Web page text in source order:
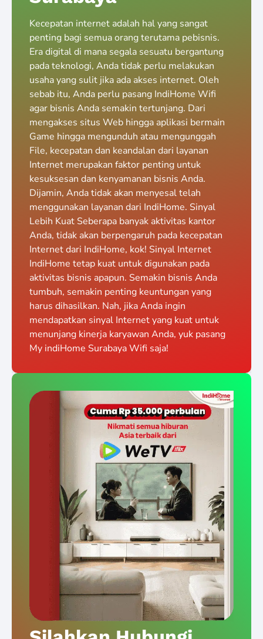
Kecepatan internet adalah hal yang sangat
penting bagi semua orang terutama pebisnis.
Era digital di mana segala sesuatu bergantung
pada teknologi, Anda tidak perlu melakukan
usaha yang sulit jika ada akses internet. Oleh
sebab itu, Anda perlu pasang IndiHome Wifi
agar bisnis Anda semakin tertunjang. Dari
mengakses situs Web hingga aplikasi bermain
Game hingga mengunduh atau mengunggah
File, kecepatan dan keandalan dari layanan
Internet merupakan faktor penting untuk
kesuksesan dan kenyamanan bisnis Anda.
Dijamin, Anda tidak akan menyesal telah
menggunakan layanan dari IndiHome. Sinyal
Lebih Kuat Seberapa banyak aktivitas kantor
Anda, tidak akan berpengaruh pada kecepatan
Internet dari IndiHome, kok! Sinyal Internet
IndiHome tetap kuat untuk digunakan pada
aktivitas bisnis apapun. Semakin bisnis Anda
tumbuh, semakin penting keuntungan yang
harus dihasilkan. Nah, jika Anda ingin
mendapatkan sinyal Internet yang kuat untuk
menunjang kinerja karyawan Anda, yuk pasang
My indiHome Surabaya Wifi saja!